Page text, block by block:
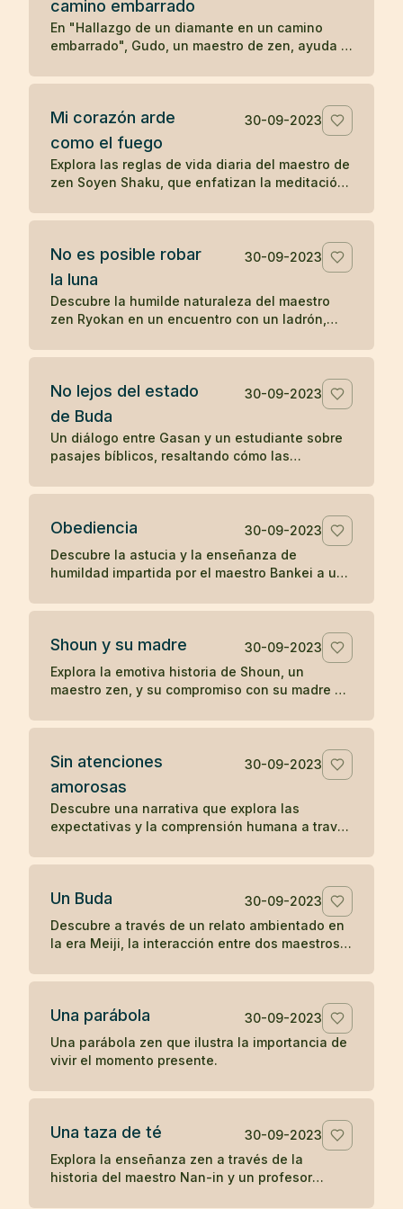
serenidad y la aceptación en las enseñanzas
Zen.
camino embarrado
En "Hallazgo de un diamante en un camino
embarrado", Gudo, un maestro de zen, ayuda a
consecuencias de su comportamiento
reflexión, el hombre decide seguir a Gudo y
transformar su vida, eventualmente
convirtiéndose en Mu-nan, un reconocido
maestro de zen, ilustrando cómo una
interacción significativa puede cambiar el
Mi corazón arde
como el fuego
30-09-2023
Explora las reglas de vida diaria del maestro de
zen Soyen Shaku, que enfatizan la meditación,
equilibrio entre el coraje y la ternura, guiando
No es posible robar
la luna
30-09-2023
Descubre la humilde naturaleza del maestro
zen Ryokan en un encuentro con un ladrón,
apreciación de las bellezas invaluables de la
No lejos del estado
de Buda
30-09-2023
Un diálogo entre Gasan y un estudiante sobre
pasajes bíblicos, resaltando cómo las
resonaron con la perspectiva budista de Gasan
presente.
Obediencia
30-09-2023
Descubre la astucia y la enseñanza de
humildad impartida por el maestro Bankei a un
destaca la simplicidad y directa sabiduría del
Shoun y su madre
30-09-2023
Explora la emotiva historia de Shoun, un
maestro zen, y su compromiso con su madre a
en reflexiones profundas sobre la existencia y
Sin atenciones
amorosas
30-09-2023
Descubre una narrativa que explora las
expectativas y la comprensión humana a través
una joven en la antigua China.
Un Buda
30-09-2023
Descubre a través de un relato ambientado en
la era Meiji, la interacción entre dos maestros
concepto de humanidad y la percepción del
Una parábola
30-09-2023
Una parábola zen que ilustra la importancia de
vivir el momento presente.
Una taza de té
30-09-2023
Explora la enseñanza zen a través de la
historia del maestro Nan-in y un profesor